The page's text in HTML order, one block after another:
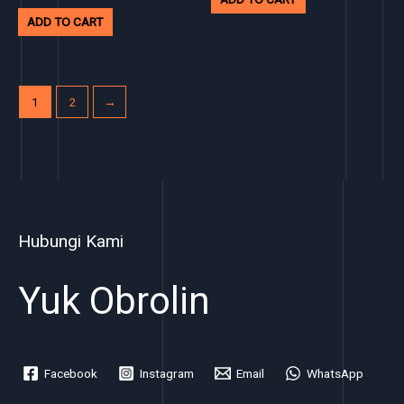
ADD TO CART
1 2 →
Hubungi Kami
Yuk Obrolin
Facebook Instagram Email WhatsApp